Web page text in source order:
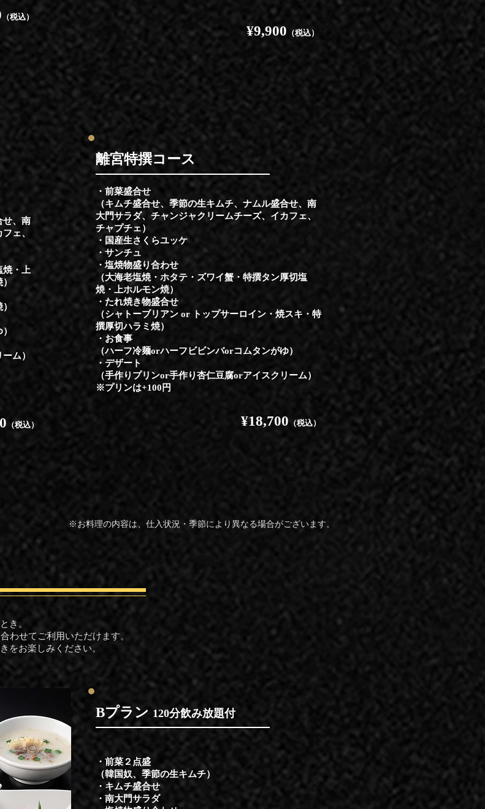
（税込）
¥9,900 （税込）
せ、南
ェ、
焼・上
ム）
（税込）
​離宮特撰コース
・前菜盛合せ
（キムチ盛合せ、季節の生キムチ、ナムル盛合せ、南
大門サラダ、チャンジャクリームチーズ、イカフェ、
チャプチェ）
・国産生さくらユッケ
・サンチュ
・塩焼物盛り合わせ
（大海老塩焼・ホタテ・ズワイ蟹・特撰タン厚切塩
焼・上ホルモン焼）
・たれ焼き物盛合せ
（シャトーブリアン or トップサーロイン・焼スキ・特
撰厚切ハラミ焼）
・お食事
（ハーフ冷麺orハーフビビンバorコムタンがゆ）
​・デザート
（手作りプリンor手作り杏仁豆腐orアイスクリーム）
​※プリンは+100円
¥18,700 （税込）
※お料理の内容は、仕入状況・季節により異なる場合がございます。
き。
わせてご利用いただけます。
をお楽しみください。
​Bプラン 120分飲み放題付
・前菜２点盛
（韓国奴、季節の生キムチ）
・キムチ盛合せ
・南大門サラダ